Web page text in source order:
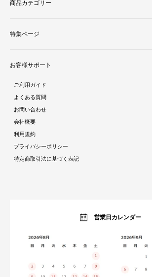
商品カテゴリー
照明・ライト
ダイニング
ソファ・クッション
チェア・座椅子
デスク
ミラー・ドレッサー
パーテーション・衝立
ベッド・寝具
特集ページ
人気商品ランキング
お客様サポート
ご利用ガイド
よくある質問
お問い合わせ
会社概要
利用規約
プライバシーポリシー
特定商取引法に基づく表記
営業日カレンダー